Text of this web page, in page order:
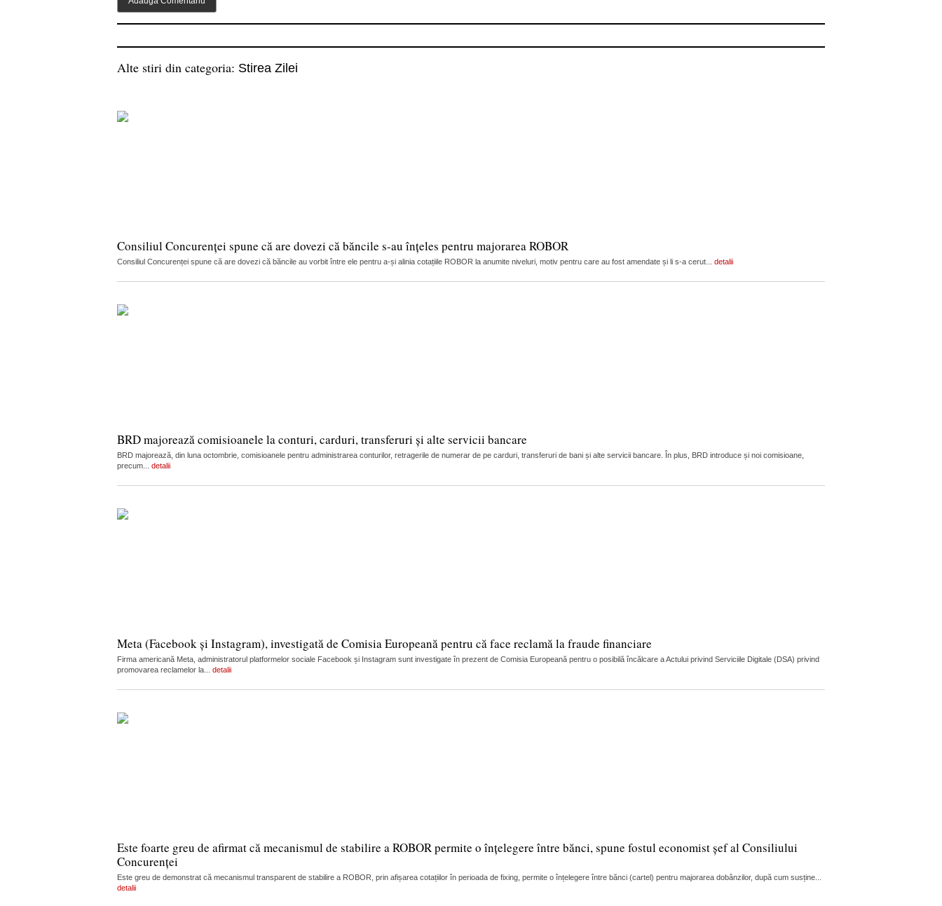
Alte stiri din categoria: Stirea Zilei
Consiliul Concurenței spune că are dovezi că băncile s-au înțeles pentru majorarea ROBOR
Consiliul Concurenței spune că are dovezi că băncile au vorbit între ele pentru a-și alinia cotațiile ROBOR la anumite niveluri, motiv pentru care au fost amendate și li s-a cerut... detalii
BRD majorează comisioanele la conturi, carduri, transferuri și alte servicii bancare
BRD majorează, din luna octombrie, comisioanele pentru administrarea conturilor, retragerile de numerar de pe carduri, transferuri de bani și alte servicii bancare. În plus, BRD introduce și noi comisioane,
precum... detalii
Meta (Facebook și Instagram), investigată de Comisia Europeană pentru că face reclamă la fraude financiare
Firma americană Meta, administratorul platformelor sociale Facebook și Instagram sunt investigate în prezent de Comisia Europeană pentru o posibilă încălcare a Actului privind Serviciile Digitale (DSA) privind
promovarea reclamelor la... detalii
Este foarte greu de afirmat că mecanismul de stabilire a ROBOR permite o înțelegere între bănci, spune fostul economist șef al Consiliului
Concurenței
Este greu de demonstrat că mecanismul transparent de stabilire a ROBOR, prin afișarea cotațiilor în perioada de fixing, permite o înțelegere între bănci (cartel) pentru majorarea dobânzilor, după cum susține...
detalii